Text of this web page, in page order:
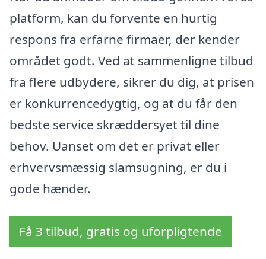
platform, kan du forvente en hurtig
respons fra erfarne firmaer, der kender
området godt. Ved at sammenligne tilbud
fra flere udbydere, sikrer du dig, at prisen
er konkurrencedygtig, og at du får den
bedste service skræddersyet til dine
behov. Uanset om det er privat eller
erhvervsmæssig slamsugning, er du i
gode hænder.
Få 3 tilbud, gratis og uforpligtende